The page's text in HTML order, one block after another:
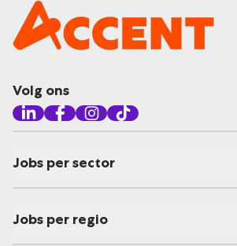
Volg ons
Jobs per sector
Jobs per regio